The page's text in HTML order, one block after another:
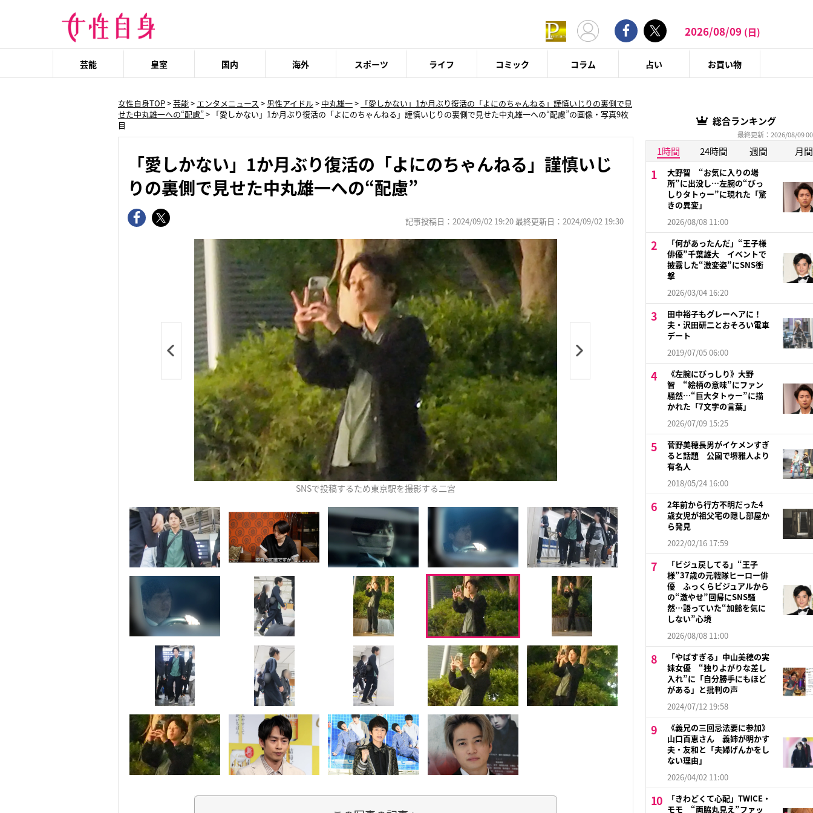
2026/08/09 (日)
芸能 皇室 国内 海外 スポーツ ライフ コミック コラム 占い お買い物
女性自身TOP>芸能> エンタメニュース > 男性アイドル> 中丸雄一> 「愛しかない」1か月ぶり復活の「よにのちゃんねる」謹慎いじりの裏側で見
せた中丸雄一への“配慮”> 「愛しかない」1か月ぶり復活の「よにのちゃんねる」謹慎いじりの裏側で見せた中丸雄一への“配慮”の画像・写真9枚
目
「愛しかない」1か月ぶり復活の「よにのちゃんねる」謹慎いじ
りの裏側で見せた中丸雄一への“配慮”
記事投稿日：2024/09/02 19:20 最終更新日：2024/09/02 19:30
SNSで投稿するため東京駅を撮影する二宮
総合ランキング
最終更新：2026/08/09
1時間 24時間 週間 月間
大野智 “お気に入りの場
所”に出没し…左腕の“びっ
しりタトゥー”に現れた「驚
きの異変」
2026/08/08 11:00
「何があったんだ」“王子様
俳優”千葉雄大 イベントで
披露した“激変姿”にSNS衝
撃
2026/03/04 16:20
田中裕子もグレーヘアに！
夫・沢田研二とおそろい電車
デート
2019/07/05 06:00
《左腕にびっしり》大野
智 “絵柄の意味”にファン
騒然…“巨大タトゥー”に描
かれた「7文字の言葉」
2026/07/09 15:25
菅野美穂長男がイケメンすぎ
ると話題 公園で堺雅人より
有名人
2018/05/24 16:00
2年前から行方不明だった4
歳女児が祖父宅の隠し部屋か
ら発見
2022/02/16 17:59
「ビジュ戻してる」“王子
様”37歳の元戦隊ヒーロー俳
優 ふっくらビジュアルから
の“激やせ”回帰にSNS騒
然…語っていた“加齢を気に
しない”心境
2026/08/08 11:00
「やばすぎる」中山美穂の実
妹女優 “独りよがりな差し
入れ”に「自分勝手にもほど
がある」と批判の声
2024/07/12 19:58
《義兄の三回忌法要に参加》
山口百恵さん 義姉が明かす
夫・友和と「夫婦げんかをし
ない理由」
2026/04/02 11:00
「きわどくて心配」TWICE・
モモ “両脇丸見え”ファッ